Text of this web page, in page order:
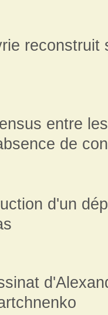
reconstruit
entre
de
d'un